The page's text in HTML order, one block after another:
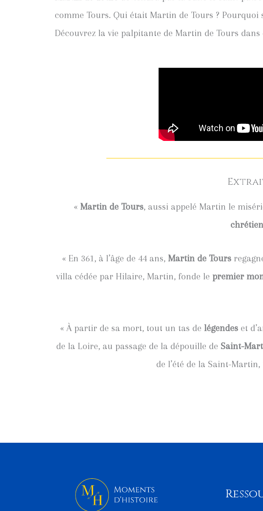
comme Tours. Qui était Martin de Tours ?
Découvrez la vie palpitante de Martin de Tours
« Martin de Tours, aussi appelé Martin le
« En 361, à l’âge de 44 ans, Martin de Tours
villa cédée par Hilaire, Martin, fonde le premier
« À partir de sa mort, tout un tas de légendeset
de la Loire, au passage de la dépouille de Saint-
de l’été de la Saint-